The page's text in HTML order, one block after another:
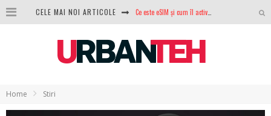
CELE MAI NOI ARTICOLE
Home Stiri